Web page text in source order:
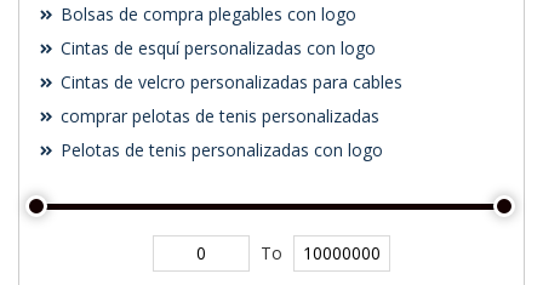
Bolsas de compra plegables con logo
Cintas de esquí personalizadas con logo
Cintas de velcro personalizadas para cables
comprar pelotas de tenis personalizadas
Pelotas de tenis personalizadas con logo
To